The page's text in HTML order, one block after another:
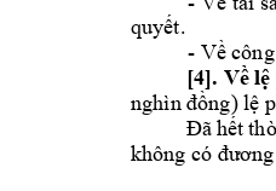
quyết.
- Về
[4]. Về l
nghìn đồng) lệ
Đã hết
không có đư